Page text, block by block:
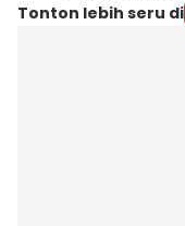
Tonton lebih seru di